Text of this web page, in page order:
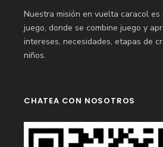
Nuestra misión en vuelta caracol es
juego, donde se combine juego y
intereses, necesidades, etapas de
niños.
CHATEA CON NOSOTROS